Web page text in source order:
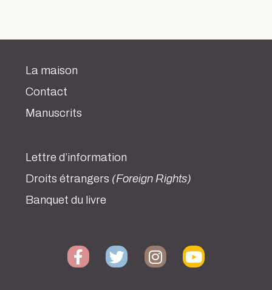
La maison
Contact
Manuscrits
Lettre d’information
Droits étrangers (Foreign Rights)
Banquet du livre